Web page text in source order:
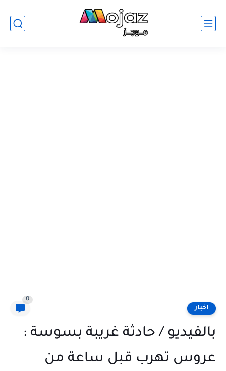
اخبار
0
بالفيديو / حادثة غريبة بسوسة :
عروس تهرب قبل ساعة من